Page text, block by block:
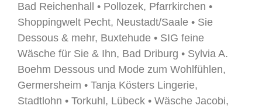
Bad Reichenhall • Pollozek, Pfarrkirchen •
Shoppingwelt Pecht, Neustadt/Saale • Sie
Dessous & mehr, Buxtehude • SIG feine
Wäsche für Sie & Ihn, Bad Driburg • Sylvia A.
Boehm Dessous und Mode zum Wohlfühlen,
Germersheim • Tanja Kösters Lingerie,
Stadtlohn • Torkuhl, Lübeck • Wäsche Jacobi,